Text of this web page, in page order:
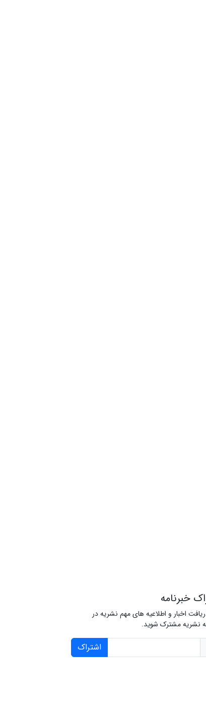
خبرنامه
اخبار و اطلاعیه های مهم نشریه در
نشریه مشترک شوید.
اشتراک